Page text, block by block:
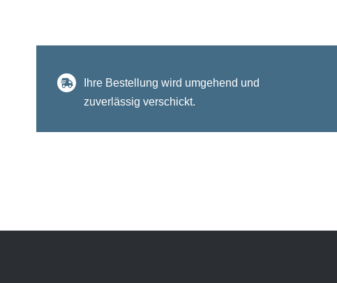
Ihre Bestellung wird umgehend und
zuverlässig verschickt.